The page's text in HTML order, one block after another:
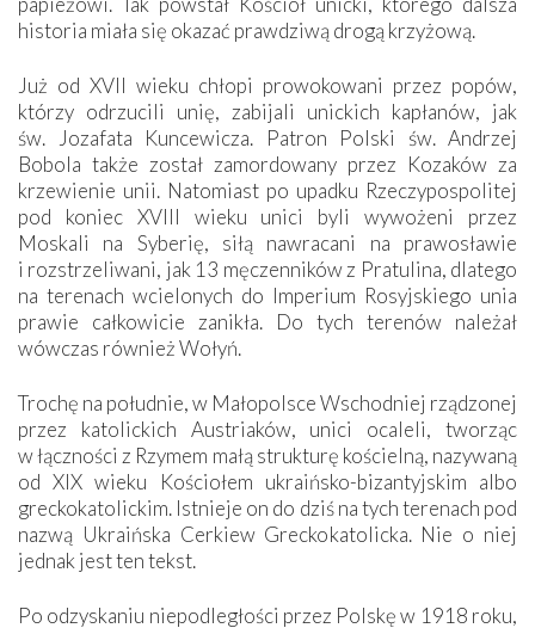
historia miała się okazać prawdziwą drogą krzyżową.
Już od XVII wieku chłopi prowokowani przez popów,
którzy odrzucili unię, zabijali unickich kapłanów, jak
św. Jozafata Kuncewicza. Patron Polski św. Andrzej
Bobola także został zamordowany przez Kozaków za
krzewienie unii. Natomiast po upadku Rzeczypospolitej
pod koniec XVIII wieku unici byli wywożeni przez
Moskali na Syberię, siłą nawracani na prawosławie
i rozstrzeliwani, jak 13 męczenników z Pratulina, dlatego
na terenach wcielonych do Imperium Rosyjskiego unia
prawie całkowicie zanikła. Do tych terenów należał
wówczas również Wołyń.
Trochę na południe, w Małopolsce Wschodniej rządzonej
przez katolickich Austriaków, unici ocaleli, tworząc
w łączności z Rzymem małą strukturę kościelną, nazywaną
od XIX wieku Kościołem ukraińsko-bizantyjskim albo
greckokatolickim. Istnieje on do dziś na tych terenach pod
nazwą Ukraińska Cerkiew Greckokatolicka. Nie o niej
jednak jest ten tekst.
Po odzyskaniu niepodległości przez Polskę w 1918 roku,